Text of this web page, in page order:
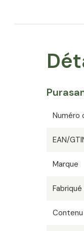
Numéro
EAN/
Marque
Fabriqué